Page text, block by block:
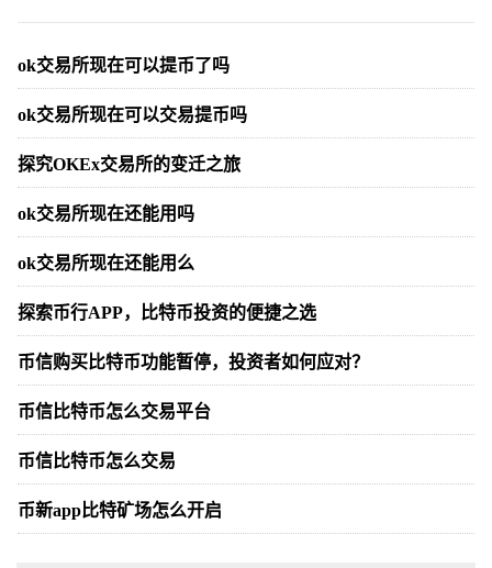
ok交易所现在可以提币了吗
ok交易所现在可以交易提币吗
探究OKEx交易所的变迁之旅
ok交易所现在还能用吗
ok交易所现在还能用么
探索币行APP，比特币投资的便捷之选
币信购买比特币功能暂停，投资者如何应对？
币信比特币怎么交易平台
币信比特币怎么交易
币新app比特矿场怎么开启